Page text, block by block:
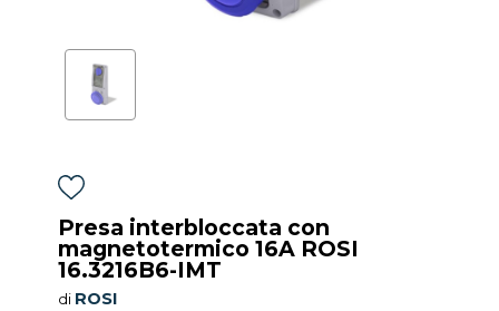
Presa interbloccata con
magnetotermico 16A ROSI
16.3216B6-IMT
di ROSI